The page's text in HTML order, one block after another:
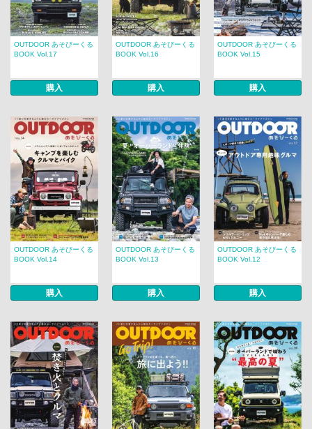
OUTDOOR あそびーくる
BOOK Vol.17
購入
OUTDOOR あそびーくる
BOOK Vol.16
購入
OUTDOOR あそびーくる
BOOK Vol.15
購入
OUTDOOR あそびーくる
BOOK Vol.14
購入
OUTDOOR あそびーくる
BOOK Vol.13
購入
OUTDOOR あそびーくる
BOOK Vol.12
購入